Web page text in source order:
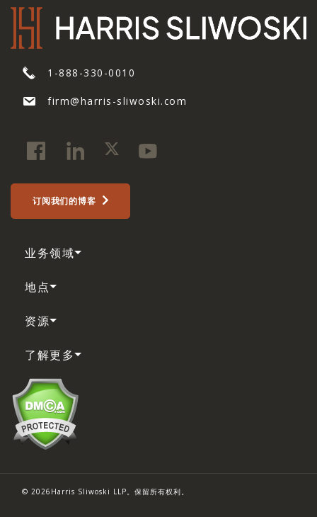
1-888-330-0010
firm@harris-sliwoski.com
订阅我们的博客
业务领域
地点
资源
了解更多
© 2026Harris Sliwoski LLP。保留所有权利。